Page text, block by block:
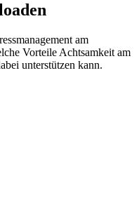
am
Vorteile Achtsamkeit am
unterstützen kann.